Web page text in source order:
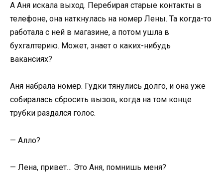
А Аня искала выход. Перебирая старые контакты в
телефоне, она наткнулась на номер Лены. Та когда-то
работала с ней в магазине, а потом ушла в
бухгалтерию. Может, знает о каких-нибудь
вакансиях?
Аня набрала номер. Гудки тянулись долго, и она уже
собиралась сбросить вызов, когда на том конце
трубки раздался голос.
— Алло?
— Лена, привет… Это Аня, помнишь меня?